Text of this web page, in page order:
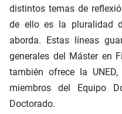
distintos temas de
de ello es la pluralidad
aborda. Estas líneas
generales del Máster en
también ofrece la
miembros del Equipo
Doctorado.